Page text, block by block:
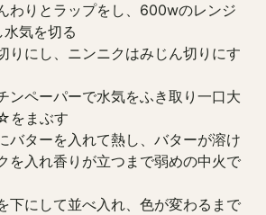
わりとラップをし、600wのレンジ
気を切る
りにし、ニンニクはみじん切りにす
ンペーパーで水気をふき取り一口大
をまぶす
バターを入れて熱し、バターが溶け
を入れ香りが立つまで弱めの中火で
下にして並べ入れ、色が変わるまで